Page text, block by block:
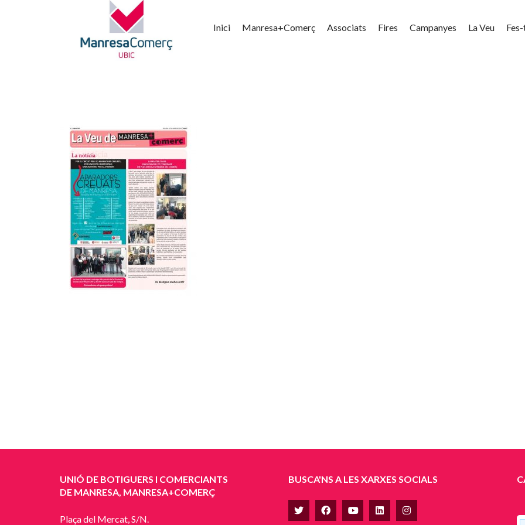
Inici Manresa+Comerç Associats Fires Campanyes La Veu
UNIÓ DE BOTIGUERS I COMERCIANTS
DE MANRESA, MANRESA+COMERÇ
Plaça del Mercat, S/N.
BUSCA'NS A LES XARXES SOCIALS